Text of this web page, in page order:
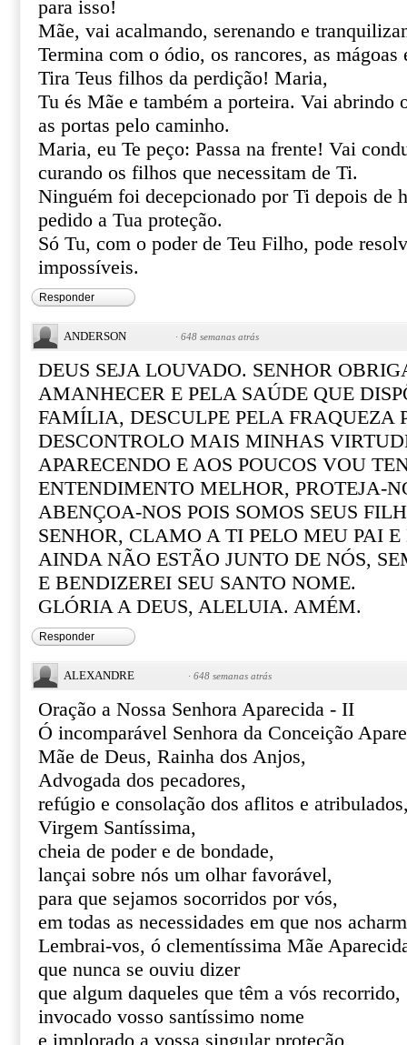
para isso!
Mãe, vai acalmando, serenando e
Termina com o ódio, os rancores, as mágoas
Tira Teus filhos da perdição! Maria,
Tu és Mãe e também a porteira. Vai abrindo
as portas pelo caminho.
Maria, eu Te peço: Passa na frente! Vai
curando os filhos que necessitam de Ti.
Ninguém foi decepcionado por Ti depois de
pedido a Tua proteção.
Só Tu, com o poder de Teu Filho, pode
impossíveis.
Responder
ANDERSON · 648 semanas atrás
DEUS SEJA LOUVADO. SENHOR
AMANHECER E PELA SAÚDE QUE
FAMÍLIA, DESCULPE PELA FRAQUEZA
DESCONTROLO MAIS MINHAS
APARECENDO E AOS POUCOS VOU
ENTENDIMENTO MELHOR, PROTEJA-
ABENÇOA-NOS POIS SOMOS SEUS
SENHOR, CLAMO A TI PELO MEU PAI
AINDA NÃO ESTÃO JUNTO DE NÓS,
E BENDIZEREI SEU SANTO NOME.
GLÓRIA A DEUS, ALELUIA. AMÉM.
Responder
ALEXANDRE · 648 semanas atrás
Oração a Nossa Senhora Aparecida - II
Ó incomparável Senhora da Conceição
Mãe de Deus, Rainha dos Anjos,
Advogada dos pecadores,
refúgio e consolação dos aflitos e
Virgem Santíssima,
cheia de poder e de bondade,
lançai sobre nós um olhar favorável,
para que sejamos socorridos por vós,
em todas as necessidades em que nos
Lembrai-vos, ó clementíssima Mãe
que nunca se ouviu dizer
que algum daqueles que têm a vós recorrido,
invocado vosso santíssimo nome
e implorado a vossa singular proteção,